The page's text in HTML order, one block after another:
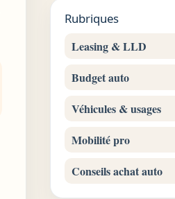
Rubriques
Leasing & LLD
Budget auto
Véhicules & usages
Mobilité pro
Conseils achat auto